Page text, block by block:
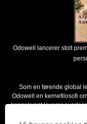
Odowell lancerer stolt
Som en førende global
Odowell en kernefilosofi
konsekvent leverer